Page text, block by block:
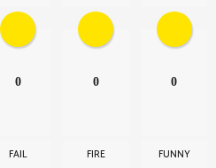
0
FAIL
0
FIRE
0
FUNNY